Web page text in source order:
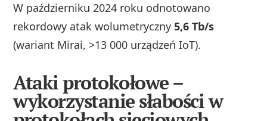
W październiku 2024 roku odnotowano
rekordowy atak wolumetryczny5,6 Tb/s
(wariant Mirai, >13 000 urządzeń IoT).
Ataki protokołowe –
wykorzystanie słabości w